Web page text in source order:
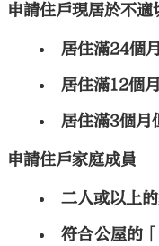
申請住戶現居於不適
居住滿24個
居住滿12個
居住滿3個月
申請住戶家庭成員
二人或以上
符合公屋的